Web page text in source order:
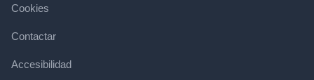
Cookies
Contactar
Accesibilidad